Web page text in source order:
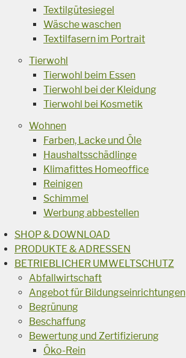
Textilgütesiegel
Wäsche waschen
Textilfasern im Portrait
Tierwohl
Tierwohl beim Essen
Tierwohl bei der Kleidung
Tierwohl bei Kosmetik
Wohnen
Farben, Lacke und Öle
Haushaltsschädlinge
Klimafittes Homeoffice
Reinigen
Schimmel
Werbung abbestellen
SHOP & DOWNLOAD
PRODUKTE & ADRESSEN
BETRIEBLICHER UMWELTSCHUTZ
Abfallwirtschaft
Angebot für Bildungseinrichtungen
Begrünung
Beschaffung
Bewertung und Zertifizierung
Öko-Rein